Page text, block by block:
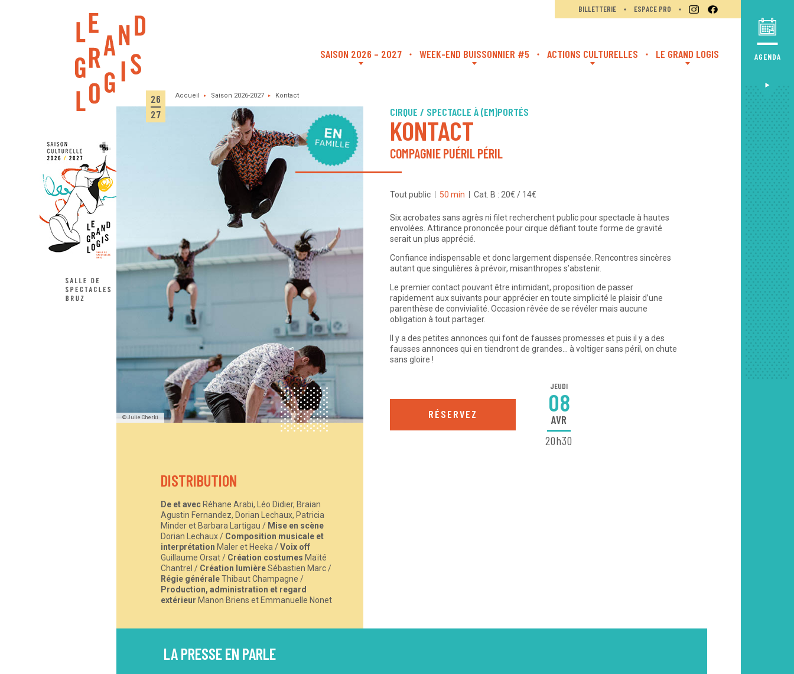
BILLETTERIE ESPACE PRO
SAISON 2026 – 2027 WEEK-END BUISSONNIER #5 ACTIONS CULTURELLES LE GRAND LOGIS
26
27
Accueil Saison 2026-2027 Kontact
© Julie Cherki
CIRQUE / SPECTACLE À (EM)PORTÉS
KONTACT
COMPAGNIE PUÉRIL PÉRIL
Tout public 50 min Cat. B : 20€ / 14€
Six acrobates sans agrès ni filet recherchent public pour spectacle à hautes
envolées. Attirance prononcée pour cirque défiant toute forme de gravité
serait un plus apprécié.
Confiance indispensable et donc largement dispensée. Rencontres sincères
autant que singulières à prévoir, misanthropes s’abstenir.
Le premier contact pouvant être intimidant, proposition de passer
rapidement aux suivants pour apprécier en toute simplicité le plaisir d’une
parenthèse de convivialité. Occasion rêvée de se révéler mais aucune
obligation à tout partager.
Il y a des petites annonces qui font de fausses promesses et puis il y a des
fausses annonces qui en tiendront de grandes… à voltiger sans péril, on chute
sans gloire !
RÉSERVEZ
JEUDI
08
AVR
20h30
DISTRIBUTION
De et avec Réhane Arabi, Léo Didier, Braian
Agustin Fernandez, Dorian Lechaux, Patricia
Minder et Barbara Lartigau / Mise en scène
Dorian Lechaux / Composition musicale et
interprétation Maler et Heeka /Voix off
Guillaume Orsat / Création costumes Maïté
Chantrel / Création lumièreSébastien Marc /
Régie généraleThibaut Champagne /
Production, administration et regard
extérieur Manon Briens et Emmanuelle Nonet
LA PRESSE EN PARLE
AGENDA